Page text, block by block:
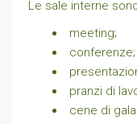
Le sale interne
meeting;
conferenze;
pranzi di
cene di